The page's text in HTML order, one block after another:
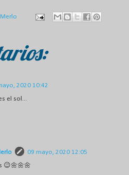
2020 10:42
el sol...
09 mayo, 2020 12:05
😉🌼🌼🌼